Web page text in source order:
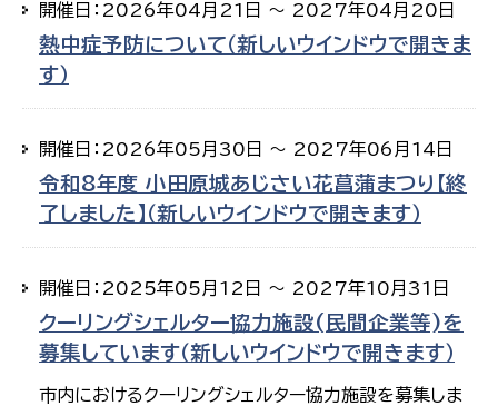
開催日：2026年04月21日 ～ 2027年04月20日
熱中症予防について（新しいウインドウで開きま
す）
開催日：2026年05月30日 ～ 2027年06月14日
令和8年度 小田原城あじさい花菖蒲まつり【終
了しました】（新しいウインドウで開きます）
開催日：2025年05月12日 ～ 2027年10月31日
クーリングシェルター協力施設(民間企業等)を
募集しています（新しいウインドウで開きます）
市内におけるクーリングシェルター協力施設を募集しま